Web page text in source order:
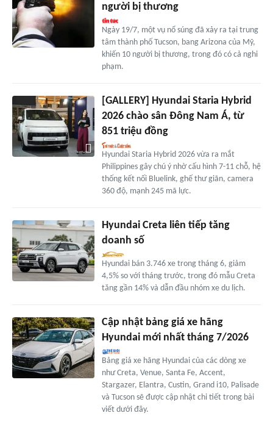
người bị thương
Ngày 19/7, một vụ nổ súng đã xảy ra tại trung
tâm thành phố Tucson, bang Arizona của Mỹ,
khiến 10 người bị thương, trong đó có cả nghi
phạm.
[GALLERY] Hyundai Staria Hybrid
2026 chào sân Đông Nam Á, từ
851 triệu đồng
Hyundai Staria Hybrid 2026 vừa ra mắt
Philippines gây chú ý nhờ cấu hình 7-11 chỗ, hệ
thống kết nối Bluelink, ghế thư giãn, camera
360 độ, mạnh 245 mã lực.
Hyundai Creta liên tiếp tăng
doanh số
Hyundai bán 3.746 xe trong tháng 6, giảm
4,5% so với tháng trước, trong đó mẫu Creta
tăng gần 14% và dẫn đầu nhóm xe du lịch.
Cập nhật bảng giá xe hãng
Hyundai mới nhất tháng 7/2026
Bảng giá xe hãng Hyundai của các dòng xe
như Creta, Venue, Santa Fe, Accent,
Stargazer, Elantra, Custin, Grand i10, Palisade
và Tucson sẽ được cập nhật chi tiết trong bài
viết dưới đây.